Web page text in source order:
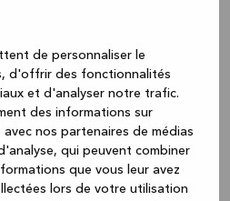
de personnaliser le
d'offrir des fonctionnalités
et d'analyser notre trafic.
des informations sur
nos partenaires de médias
qui peuvent combiner
que vous leur avez
lors de votre utilisation